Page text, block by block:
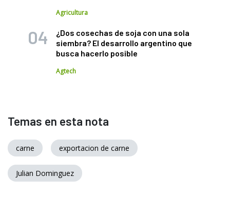
Agricultura
¿Dos cosechas de soja con una sola
siembra? El desarrollo argentino que
busca hacerlo posible
Agtech
Temas en esta nota
carne exportacion de carne
Julian Dominguez